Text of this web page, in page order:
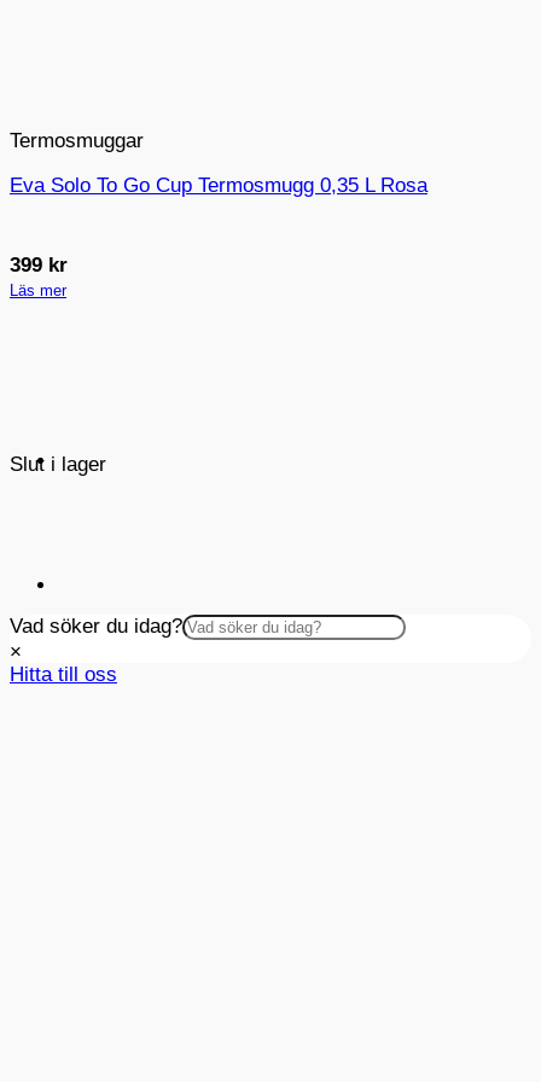
Slut i lager
Termosmuggar
Eva Solo To Go Cup Termosmugg 0,35 L Rosa
399 kr
Läs mer
Vad söker du idag?
×
Hitta till oss